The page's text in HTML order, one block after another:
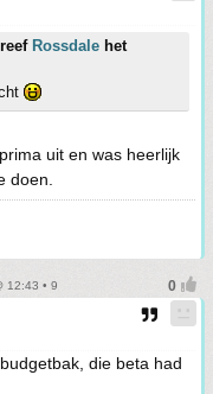
Rossdale het
uit en was heerlijk
doen.
12:43 • 9
die beta had